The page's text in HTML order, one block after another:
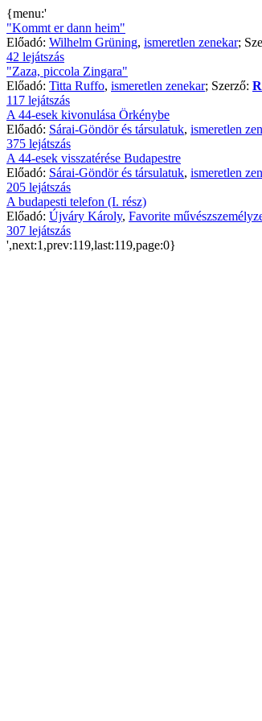
{menu:'
"Kommt er dann heim"
Előadó: Wilhelm Grüning, ismeretlen zenekar;
42 lejátszás
"Zaza, piccola Zingara"
Előadó: Titta Ruffo, ismeretlen zenekar; Szerző:
117 lejátszás
A 44-esek kivonulása Örkénybe
Előadó: Sárai-Göndör és társulatuk, ismeretlen
375 lejátszás
A 44-esek visszatérése Budapestre
Előadó: Sárai-Göndör és társulatuk, ismeretlen
205 lejátszás
A budapesti telefon (I. rész)
Előadó: Újváry Károly, Favorite
307 lejátszás
',next:1,prev:119,last:119,page:0}